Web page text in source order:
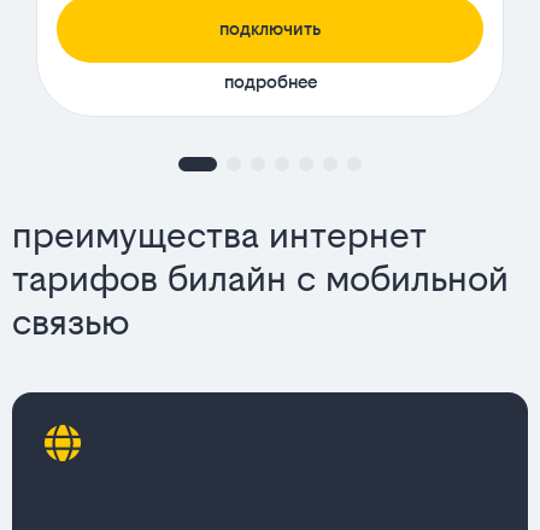
подключить
подробнее
преимущества интернет
тарифов билайн с мобильной
связью